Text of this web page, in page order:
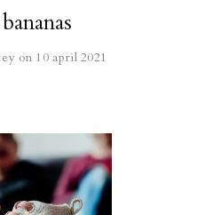
on 10 april 2021